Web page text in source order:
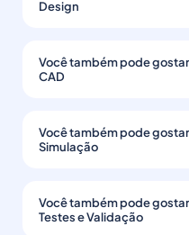
Design
Você também pode
CAD
Você também pode
Simulação
Você também pode
Testes e Validação